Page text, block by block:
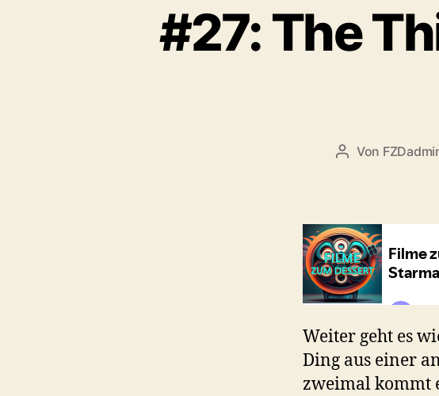
#27: The
Beitragsautor
Von
Weiter geht es
Ding aus einer
zweimal kommt